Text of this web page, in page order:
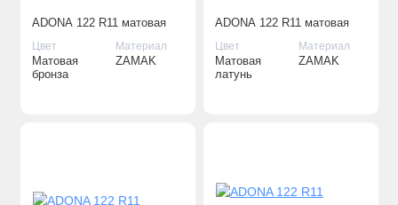
ADONA 122 R11 матовая
бронза F03
Цвет
Матовая
бронза
Материал
ZAMAK
ADONA 122 R11 матовая
латунь F02
Цвет
Матовая
латунь
Материал
ZAMAK